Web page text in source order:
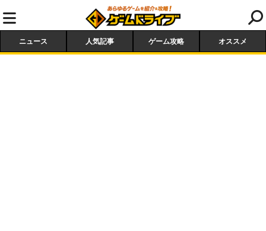
ニュース 人気記事 ゲーム攻略 オススメ